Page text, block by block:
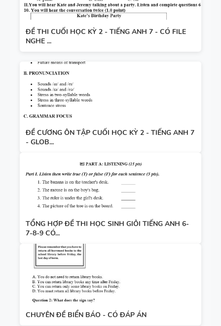
ĐỀ THI CUỐI HỌC KỲ 2 - TIẾNG ANH 7 - CÓ FILE
NGHE ...
ĐỀ CƯƠNG ÔN TẬP CUỐI HỌC KỲ 2 - TIẾNG ANH 7
- GLOB...
TỔNG HỢP ĐỀ THI HỌC SINH GIỎI TIẾNG ANH 6-
7-8-9 CÓ...
CHUYÊN ĐỀ BIỂN BÁO - CÓ ĐÁP ÁN